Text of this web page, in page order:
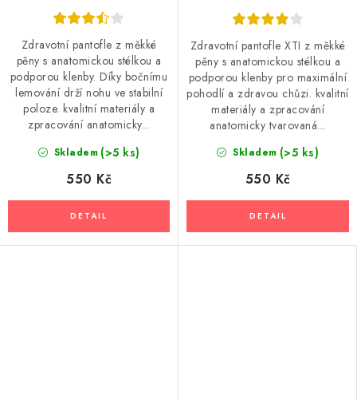
Skladem (>5 ks)
550 Kč
Zdravotní pantofle z měkké
pěny s anatomickou stélkou a
podporou klenby. Díky bočnímu
lemování drží nohu ve stabilní
poloze. kvalitní materiály a
zpracování anatomicky...
Skladem (>5 ks)
550 Kč
Zdravotní pantofle XTI z měkké
pěny s anatomickou stélkou a
podporou klenby pro maximální
pohodlí a zdravou chůzi. kvalitní
materiály a zpracování
anatomicky tvarovaná...